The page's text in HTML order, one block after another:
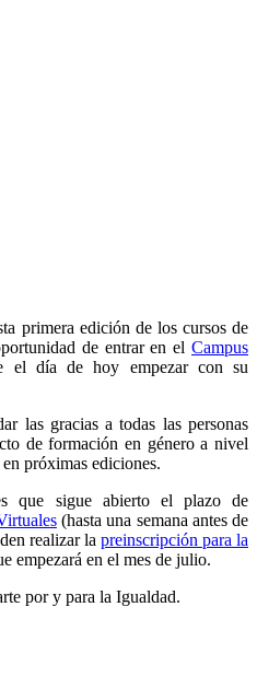
primera edición de los cursos de
de entrar en elCampus
el día de hoy empezar con su
las gracias a todas las personas
de formación en género a nivel
próximas ediciones.
que sigue abierto el plazo de
(hasta una semana antes de
realizar la preinscripción para la
empezará en el mes de julio.
por y para la Igualdad.